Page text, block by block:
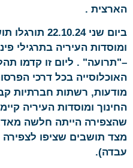
הארצית .
ביום שני
ומוסדות העיריה בתרגילי
–"תרועה" . ליום זו קדמו
האוכלוסייה בכל דרכי
מודעות, רשתות חברתיות
החינוך ומוסדות העיריה
שהצפירה הייתה חלשה
מצד תושבים שציפו
עבדה).